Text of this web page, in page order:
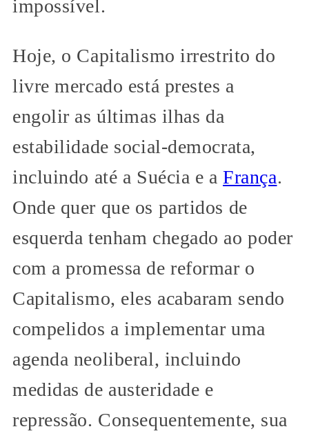
impossível.
Hoje, o Capitalismo irrestrito do
livre mercado está prestes a
engolir as últimas ilhas da
estabilidade social-democrata,
incluindo até a Suécia e aFrança.
Onde quer que os partidos de
esquerda tenham chegado ao poder
com a promessa de reformar o
Capitalismo, eles acabaram sendo
compelidos a implementar uma
agenda neoliberal, incluindo
medidas de austeridade e
repressão. Consequentemente, sua